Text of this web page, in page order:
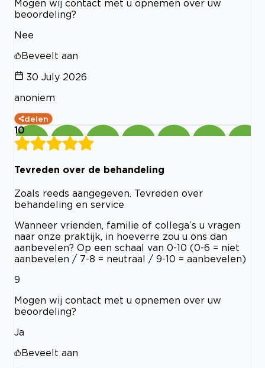
Mogen wij contact met u opnemen over uw
beoordeling?
Nee
Beveelt aan
30 July 2026
anoniem
delen
10
Tevreden over de behandeling
Zoals reeds aangegeven. Tevreden over
behandeling en service
Wanneer vrienden, familie of collega’s u vragen
naar onze praktijk, in hoeverre zou u ons dan
aanbevelen? Op een schaal van 0-10 (0-6 = niet
aanbevelen / 7-8 = neutraal / 9-10 = aanbevelen)
9
Mogen wij contact met u opnemen over uw
beoordeling?
Ja
Beveelt aan